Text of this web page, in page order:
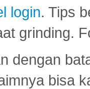
login. Tips
grinding.
dengan
bisa